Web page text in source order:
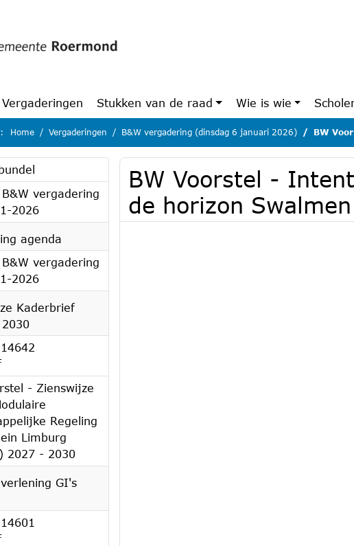
Vergaderingen Stukken van de raad Wie is wie
Home Vergaderingen B&W vergadering (dinsdag 6 januari 2026) BW
vergadering
2026
agenda
vergadering
2026
Kaderbrief
2030
- Zienswijze
Regeling
Limburg
2027 - 2030
GI's
BW Voorstel -
de horizon Swalmen